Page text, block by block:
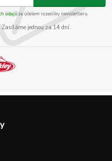
údajůza účelem rozesílky newsletteru.
Zasíláme jednou za 14 dní.